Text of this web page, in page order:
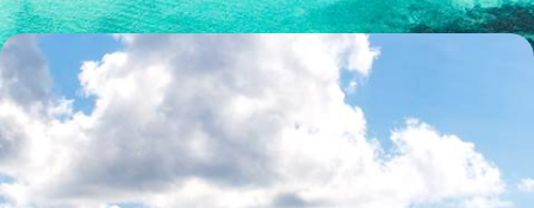
La ville, la jungle, la plage - Mexico et le Yucatán
avec vos ados
Après l’effervescence urbaine, tailler la route à travers le Yucatán et
prendre le pouls du Mexique d'hier et d'aujourd'hui
13 jours, de CHF 3800 à CHF 5200